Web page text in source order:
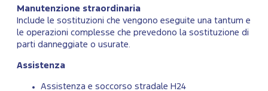
Manutenzione straordinaria
Include le sostituzioni che vengono eseguite una tantum e
le operazioni complesse che prevedono la sostituzione di
parti danneggiate o usurate.
Assistenza
Assistenza e soccorso stradale H24